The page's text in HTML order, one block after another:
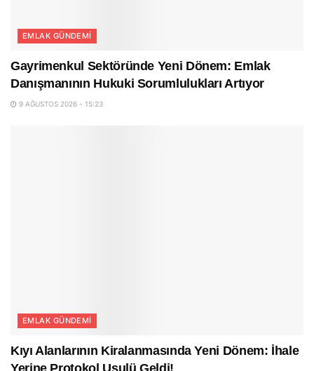
EMLAK GÜNDEMI
Gayrimenkul Sektöründe Yeni Dönem: Emlak
Danışmanının Hukuki Sorumlulukları Artıyor
9 AĞUSTOS 2026 - 15:23
EMLAK GÜNDEMI
Kıyı Alanlarının Kiralanmasında Yeni Dönem: İhale
Yerine Protokol Usulü Geldi!